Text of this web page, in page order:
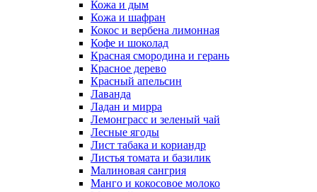
Кожа и дым
Кожа и шафран
Кокос и вербена лимонная
Кофе и шоколад
Красная смородина и герань
Красное дерево
Красный апельсин
Лаванда
Ладан и мирра
Лемонграсс и зеленый чай
Лесные ягоды
Лист табака и кориандр
Листья томата и базилик
Малиновая сангрия
Манго и кокосовое молоко